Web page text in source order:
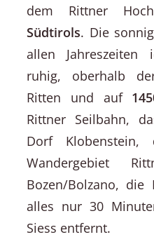
dem Rittner
Südtirols. Die
allen
ruhig, oberhalb
Ritten und auf
Rittner Seilbahn,
Dorf Klobenstein,
Wandergebiet
Bozen/Bolzano, die
alles nur 30
Siess entfernt.